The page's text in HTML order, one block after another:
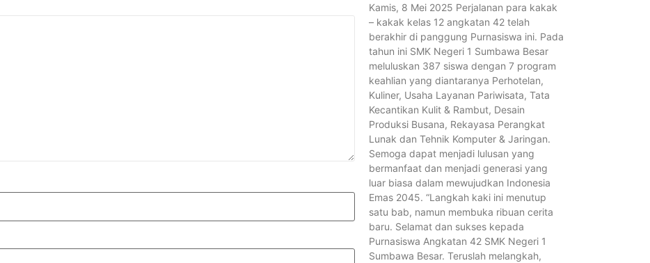
Kamis, 8 Mei 2025 Perjalanan para kakak
– kakak kelas 12 angkatan 42 telah
berakhir di panggung Purnasiswa ini. Pada
tahun ini SMK Negeri 1 Sumbawa Besar
meluluskan 387 siswa dengan 7 program
keahlian yang diantaranya Perhotelan,
Kuliner, Usaha Layanan Pariwisata, Tata
Kecantikan Kulit & Rambut, Desain
Produksi Busana, Rekayasa Perangkat
Lunak dan Tehnik Komputer & Jaringan.
Semoga dapat menjadi lulusan yang
bermanfaat dan menjadi generasi yang
luar biasa dalam mewujudkan Indonesia
Emas 2045. “Langkah kaki ini menutup
satu bab, namun membuka ribuan cerita
baru. Selamat dan sukses kepada
Purnasiswa Angkatan 42 SMK Negeri 1
Sumbawa Besar. Teruslah melangkah,